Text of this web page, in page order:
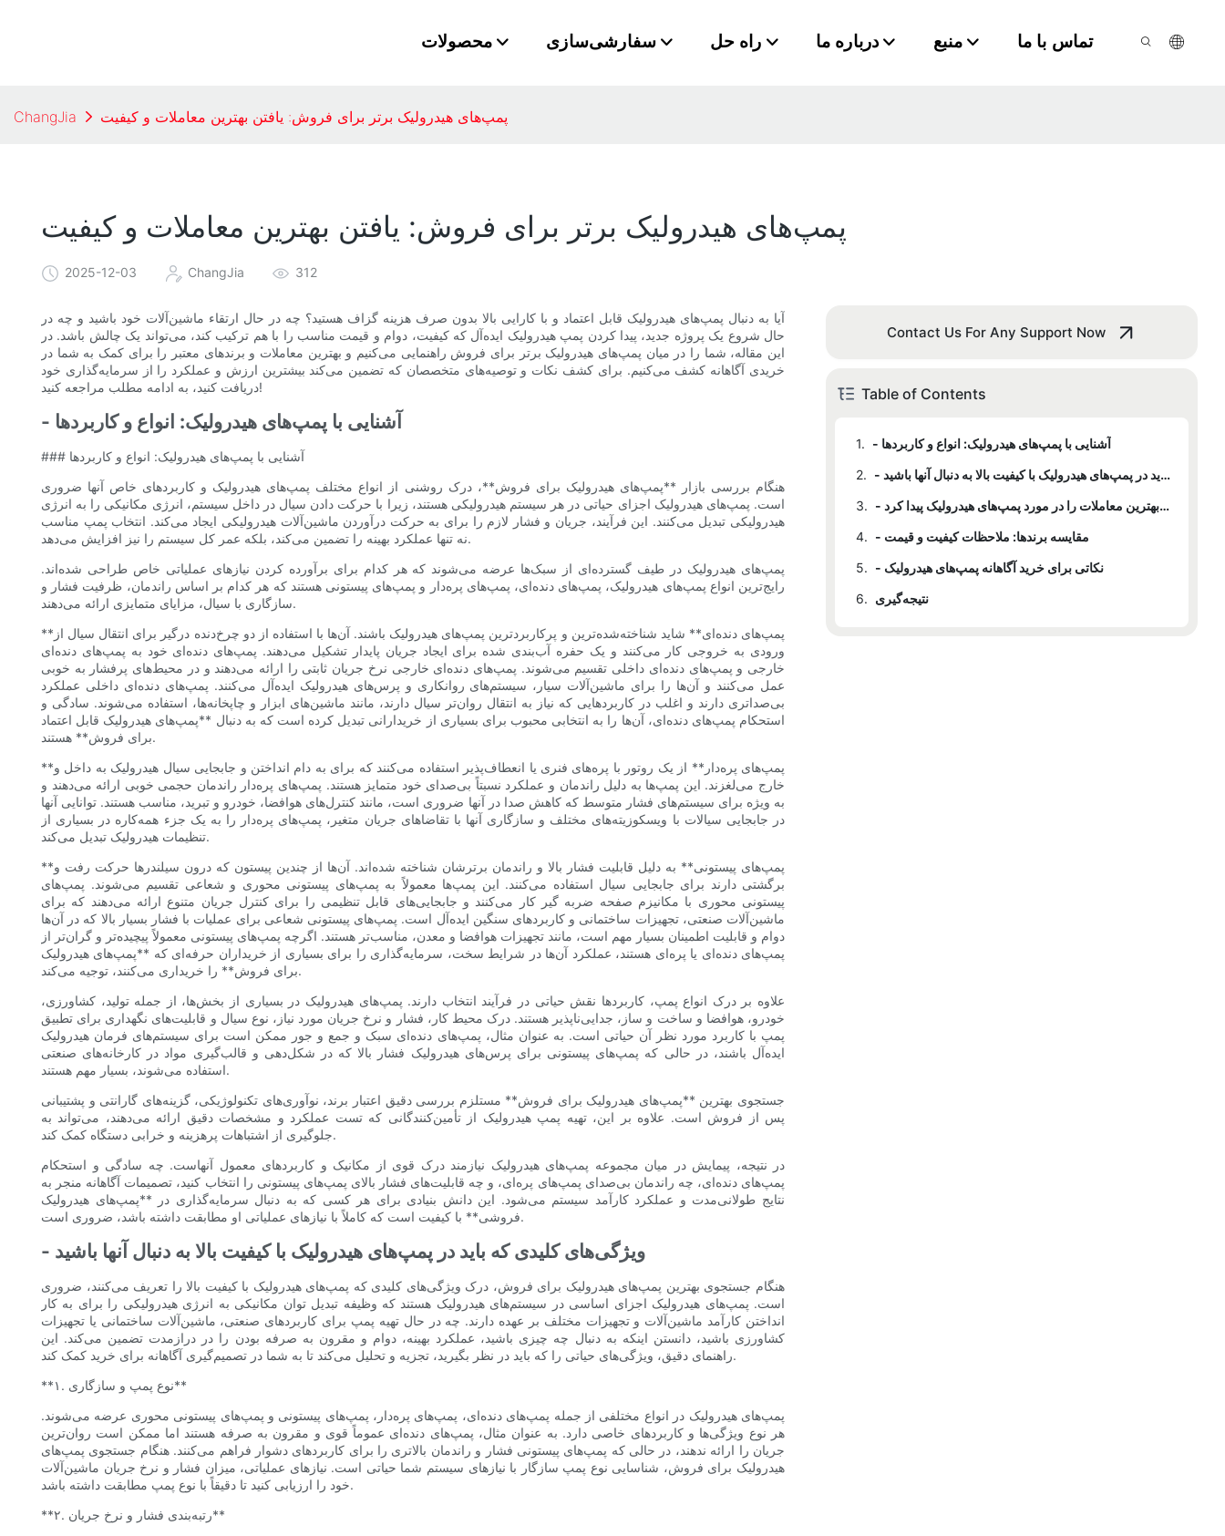
محصولات سفارشی‌سازی راه حل درباره ما منبع تماس با ما
ChangJia پمپ‌های هیدرولیک برتر برای فروش: یافتن بهترین معاملات و کیفیت
پمپ‌های هیدرولیک برتر برای فروش: یافتن بهترین معاملات و کیفیت
2025-12-03 ChangJia 312
آیا به دنبال پمپ‌های هیدرولیک قابل اعتماد و با کارایی بالا بدون صرف هزینه گزاف هستید؟ چه در حال ارتقاء ماشین‌آلات خود باشید و چه در
حال شروع یک پروژه جدید، پیدا کردن پمپ هیدرولیک ایده‌آل که کیفیت، دوام و قیمت مناسب را با هم ترکیب کند، می‌تواند یک چالش باشد. در
این مقاله، شما را در میان پمپ‌های هیدرولیک برتر برای فروش راهنمایی می‌کنیم و بهترین معاملات و برندهای معتبر را برای کمک به شما در
خریدی آگاهانه کشف می‌کنیم. برای کشف نکات و توصیه‌های متخصصان که تضمین می‌کند بیشترین ارزش و عملکرد را از سرمایه‌گذاری خود
دریافت کنید، به ادامه مطلب مراجعه کنید!
- آشنایی با پمپ‌های هیدرولیک: انواع و کاربردها
### آشنایی با پمپ‌های هیدرولیک: انواع و کاربردها
هنگام بررسی بازار **پمپ‌های هیدرولیک برای فروش**، درک روشنی از انواع مختلف پمپ‌های هیدرولیک و کاربردهای خاص آنها ضروری
است. پمپ‌های هیدرولیک اجزای حیاتی در هر سیستم هیدرولیکی هستند، زیرا با حرکت دادن سیال در داخل سیستم، انرژی مکانیکی را به انرژی
هیدرولیکی تبدیل می‌کنند. این فرآیند، جریان و فشار لازم را برای به حرکت درآوردن ماشین‌آلات هیدرولیکی ایجاد می‌کند. انتخاب پمپ مناسب
نه تنها عملکرد بهینه را تضمین می‌کند، بلکه عمر کل سیستم را نیز افزایش می‌دهد.
پمپ‌های هیدرولیک در طیف گسترده‌ای از سبک‌ها عرضه می‌شوند که هر کدام برای برآورده کردن نیازهای عملیاتی خاص طراحی شده‌اند.
رایج‌ترین انواع پمپ‌های هیدرولیک، پمپ‌های دنده‌ای، پمپ‌های پره‌دار و پمپ‌های پیستونی هستند که هر کدام بر اساس راندمان، ظرفیت فشار و
سازگاری با سیال، مزایای متمایزی ارائه می‌دهند.
**پمپ‌های دنده‌ای** شاید شناخته‌شده‌ترین و پرکاربردترین پمپ‌های هیدرولیک باشند. آن‌ها با استفاده از دو چرخ‌دنده درگیر برای انتقال سیال از
ورودی به خروجی کار می‌کنند و یک حفره آب‌بندی شده برای ایجاد جریان پایدار تشکیل می‌دهند. پمپ‌های دنده‌ای خود به پمپ‌های دنده‌ای
خارجی و پمپ‌های دنده‌ای داخلی تقسیم می‌شوند. پمپ‌های دنده‌ای خارجی نرخ جریان ثابتی را ارائه می‌دهند و در محیط‌های پرفشار به خوبی
عمل می‌کنند و آن‌ها را برای ماشین‌آلات سیار، سیستم‌های روانکاری و پرس‌های هیدرولیک ایده‌آل می‌کنند. پمپ‌های دنده‌ای داخلی عملکرد
بی‌صداتری دارند و اغلب در کاربردهایی که نیاز به انتقال روان‌تر سیال دارند، مانند ماشین‌های ابزار و چاپخانه‌ها، استفاده می‌شوند. سادگی و
استحکام پمپ‌های دنده‌ای، آن‌ها را به انتخابی محبوب برای بسیاری از خریدارانی تبدیل کرده است که به دنبال **پمپ‌های هیدرولیک قابل اعتماد
برای فروش** هستند.
**پمپ‌های پره‌دار** از یک روتور با پره‌های فنری یا انعطاف‌پذیر استفاده می‌کنند که برای به دام انداختن و جابجایی سیال هیدرولیک به داخل و
خارج می‌لغزند. این پمپ‌ها به دلیل راندمان و عملکرد نسبتاً بی‌صدای خود متمایز هستند. پمپ‌های پره‌دار راندمان حجمی خوبی ارائه می‌دهند و
به ویژه برای سیستم‌های فشار متوسط ​​که کاهش صدا در آنها ضروری است، مانند کنترل‌های هوافضا، خودرو و تبرید، مناسب هستند. توانایی آنها
در جابجایی سیالات با ویسکوزیته‌های مختلف و سازگاری آنها با تقاضاهای جریان متغیر، پمپ‌های پره‌دار را به یک جزء همه‌کاره در بسیاری از
تنظیمات هیدرولیک تبدیل می‌کند.
**پمپ‌های پیستونی** به دلیل قابلیت فشار بالا و راندمان برترشان شناخته شده‌اند. آن‌ها از چندین پیستون که درون سیلندرها حرکت رفت و
برگشتی دارند برای جابجایی سیال استفاده می‌کنند. این پمپ‌ها معمولاً به پمپ‌های پیستونی محوری و شعاعی تقسیم می‌شوند. پمپ‌های
پیستونی محوری با مکانیزم صفحه ضربه گیر کار می‌کنند و جابجایی‌های قابل تنظیمی را برای کنترل جریان متنوع ارائه می‌دهند که برای
ماشین‌آلات صنعتی، تجهیزات ساختمانی و کاربردهای سنگین ایده‌آل است. پمپ‌های پیستونی شعاعی برای عملیات با فشار بسیار بالا که در آن‌ها
دوام و قابلیت اطمینان بسیار مهم است، مانند تجهیزات هوافضا و معدن، مناسب‌تر هستند. اگرچه پمپ‌های پیستونی معمولاً پیچیده‌تر و گران‌تر از
پمپ‌های دنده‌ای یا پره‌ای هستند، عملکرد آن‌ها در شرایط سخت، سرمایه‌گذاری را برای بسیاری از خریداران حرفه‌ای که **پمپ‌های هیدرولیک
برای فروش** را خریداری می‌کنند، توجیه می‌کند.
علاوه بر درک انواع پمپ، کاربردها نقش حیاتی در فرآیند انتخاب دارند. پمپ‌های هیدرولیک در بسیاری از بخش‌ها، از جمله تولید، کشاورزی،
خودرو، هوافضا و ساخت و ساز، جدایی‌ناپذیر هستند. درک محیط کار، فشار و نرخ جریان مورد نیاز، نوع سیال و قابلیت‌های نگهداری برای تطبیق
پمپ با کاربرد مورد نظر آن حیاتی است. به عنوان مثال، پمپ‌های دنده‌ای سبک و جمع و جور ممکن است برای سیستم‌های فرمان هیدرولیک
ایده‌آل باشند، در حالی که پمپ‌های پیستونی برای پرس‌های هیدرولیک فشار بالا که در شکل‌دهی و قالب‌گیری مواد در کارخانه‌های صنعتی
استفاده می‌شوند، بسیار مهم هستند.
جستجوی بهترین **پمپ‌های هیدرولیک برای فروش** مستلزم بررسی دقیق اعتبار برند، نوآوری‌های تکنولوژیکی، گزینه‌های گارانتی و پشتیبانی
پس از فروش است. علاوه بر این، تهیه پمپ هیدرولیک از تأمین‌کنندگانی که تست عملکرد و مشخصات دقیق ارائه می‌دهند، می‌تواند به
جلوگیری از اشتباهات پرهزینه و خرابی دستگاه کمک کند.
در نتیجه، پیمایش در میان مجموعه پمپ‌های هیدرولیک نیازمند درک قوی از مکانیک و کاربردهای معمول آنهاست. چه سادگی و استحکام
پمپ‌های دنده‌ای، چه راندمان بی‌صدای پمپ‌های پره‌ای، و چه قابلیت‌های فشار بالای پمپ‌های پیستونی را انتخاب کنید، تصمیمات آگاهانه منجر به
نتایج طولانی‌مدت و عملکرد کارآمد سیستم می‌شود. این دانش بنیادی برای هر کسی که به دنبال سرمایه‌گذاری در **پمپ‌های هیدرولیک
فروشی** با کیفیت است که کاملاً با نیازهای عملیاتی او مطابقت داشته باشد، ضروری است.
- ویژگی‌های کلیدی که باید در پمپ‌های هیدرولیک با کیفیت بالا به دنبال آنها باشید
هنگام جستجوی بهترین پمپ‌های هیدرولیک برای فروش، درک ویژگی‌های کلیدی که پمپ‌های هیدرولیک با کیفیت بالا را تعریف می‌کنند، ضروری
است. پمپ‌های هیدرولیک اجزای اساسی در سیستم‌های هیدرولیک هستند که وظیفه تبدیل توان مکانیکی به انرژی هیدرولیکی را برای به کار
انداختن کارآمد ماشین‌آلات و تجهیزات مختلف بر عهده دارند. چه در حال تهیه پمپ برای کاربردهای صنعتی، ماشین‌آلات ساختمانی یا تجهیزات
کشاورزی باشید، دانستن اینکه به دنبال چه چیزی باشید، عملکرد بهینه، دوام و مقرون به صرفه بودن را در درازمدت تضمین می‌کند. این
راهنمای دقیق، ویژگی‌های حیاتی را که باید در نظر بگیرید، تجزیه و تحلیل می‌کند تا به شما در تصمیم‌گیری آگاهانه برای خرید کمک کند.
**۱. نوع پمپ و سازگاری**
پمپ‌های هیدرولیک در انواع مختلفی از جمله پمپ‌های دنده‌ای، پمپ‌های پره‌دار، پمپ‌های پیستونی و پمپ‌های پیستونی محوری عرضه می‌شوند.
هر نوع ویژگی‌ها و کاربردهای خاصی دارد. به عنوان مثال، پمپ‌های دنده‌ای عموماً قوی و مقرون به صرفه هستند اما ممکن است روان‌ترین
جریان را ارائه ندهند، در حالی که پمپ‌های پیستونی فشار و راندمان بالاتری را برای کاربردهای دشوار فراهم می‌کنند. هنگام جستجوی پمپ‌های
هیدرولیک برای فروش، شناسایی نوع پمپ سازگار با نیازهای سیستم شما حیاتی است. نیازهای عملیاتی، میزان فشار و نرخ جریان ماشین‌آلات
خود را ارزیابی کنید تا دقیقاً با نوع پمپ مطابقت داشته باشد.
**۲. رتبه‌بندی فشار و نرخ جریان**
Contact Us For Any Support Now
Table of Contents
1.
- آشنایی با پمپ‌های هیدرولیک: انواع و کاربردها
2.
- ویژگی‌های کلیدی که باید در پمپ‌های هیدرولیک با کیفیت بالا به دنبال آنها باشید
3.
- از کجا می‌توان بهترین معاملات را در مورد پمپ‌های هیدرولیک پیدا کرد
4.
- مقایسه برندها: ملاحظات کیفیت و قیمت
5.
- نکاتی برای خرید آگاهانه پمپ‌های هیدرولیک
6. نتیجه‌گیری